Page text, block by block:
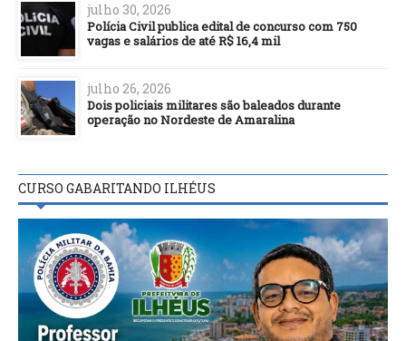
julho 30, 2026
Polícia Civil publica edital de concurso com 750
vagas e salários de até R$ 16,4 mil
julho 26, 2026
Dois policiais militares são baleados durante
operação no Nordeste de Amaralina
CURSO GABARITANDO ILHÉUS